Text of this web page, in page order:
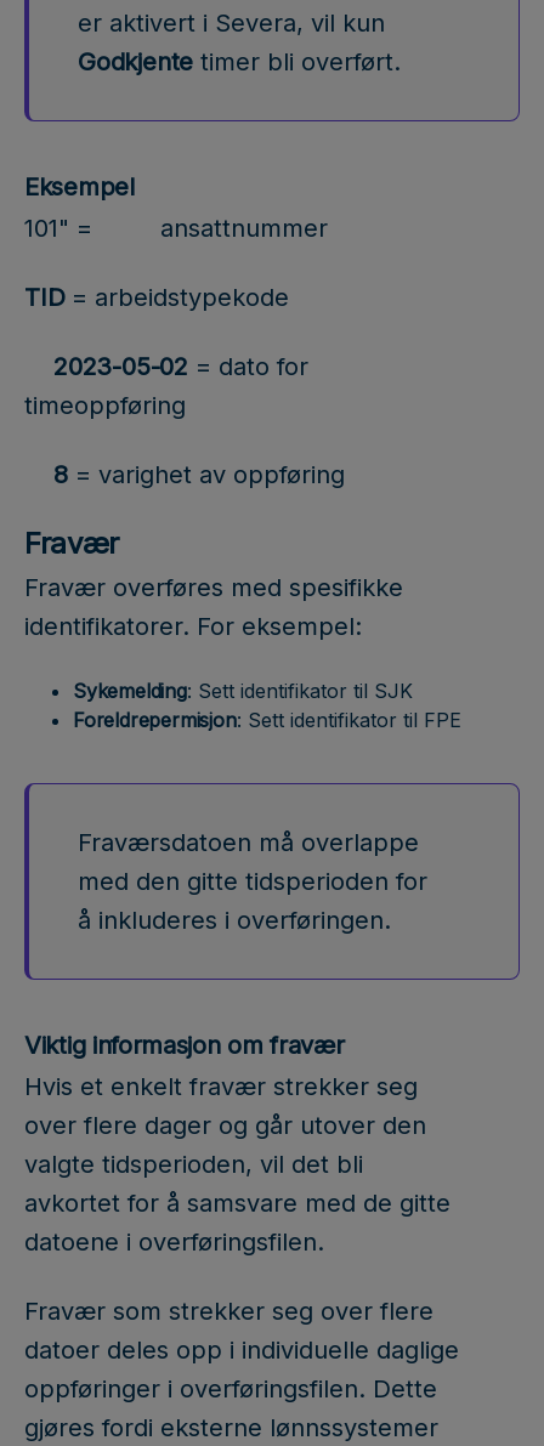
er aktivert i Severa, vil kun
Godkjente timer bli overført.
Eksempel
101" =
ansattnummer
TID= arbeidstypekode
2023-05-02 = dato for
timeoppføring
8 = varighet av oppføring
Fravær
Fravær overføres med spesifikke
identifikatorer. For eksempel:
Sykemelding: Sett identifikator til SJK
Foreldrepermisjon: Sett identifikator til FPE
Fraværsdatoen må overlappe
med den gitte tidsperioden for
å inkluderes i overføringen.
Viktig informasjon om fravær
Hvis et enkelt fravær strekker seg
over flere dager og går utover den
valgte tidsperioden, vil det bli
avkortet for å samsvare med de gitte
datoene i overføringsfilen.
Fravær som strekker seg over flere
datoer deles opp i individuelle daglige
oppføringer i overføringsfilen. Dette
gjøres fordi eksterne lønnssystemer